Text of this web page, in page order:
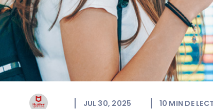
JUL 30, 2025 10 MIN DE